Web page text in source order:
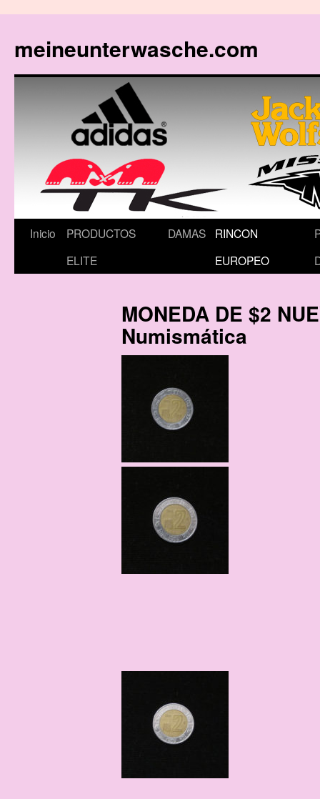
meineunterwasche.com
Saltar
Inicio
PRODUCTOS
ELITE
DAMAS
RINCON
EUROPEO
MONEDA DE $2
Numismática